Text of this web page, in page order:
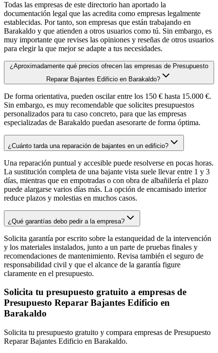
Todas las empresas de este directorio han aportado la
documentación legal que las acredita como empresas legalmente
establecidas. Por tanto, son empresas que están trabajando en
Barakaldo y que atienden a otros usuarios como tú. Sin embargo, es
muy importante que revises las opiniones y reseñas de otros usuarios
para elegir la que mejor se adapte a tus necesidades.
¿Aproximadamente qué precios ofrecen las empresas de Presupuesto
Reparar Bajantes Edificio en Barakaldo?
De forma orientativa, pueden oscilar entre los 150 € hasta 15.000 €.
Sin embargo, es muy recomendable que solicites presupuestos
personalizados para tu caso concreto, para que las empresas
especializadas de Barakaldo puedan asesorarte de forma óptima.
¿Cuánto tarda una reparación de bajantes en un edificio?
Una reparación puntual y accesible puede resolverse en pocas horas.
La sustitución completa de una bajante vista suele llevar entre 1 y 3
días, mientras que en empotradas o con obra de albañilería el plazo
puede alargarse varios días más. La opción de encamisado interior
reduce plazos y molestias en muchos casos.
¿Qué garantías debo pedir a la empresa?
Solicita garantía por escrito sobre la estanqueidad de la intervención
y los materiales instalados, junto a un parte de pruebas finales y
recomendaciones de mantenimiento. Revisa también el seguro de
responsabilidad civil y que el alcance de la garantía figure
claramente en el presupuesto.
Solicita tu presupuesto gratuito a empresas de
Presupuesto Reparar Bajantes Edificio en
Barakaldo
Solicita tu presupuesto gratuito y compara empresas de Presupuesto
Reparar Bajantes Edificio en Barakaldo.